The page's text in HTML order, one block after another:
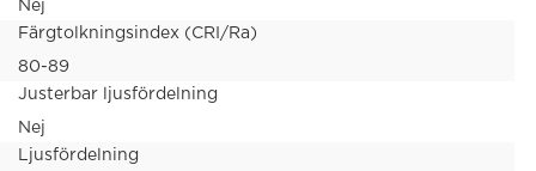
Nej
Färgtolkningsindex (CRI/Ra)
80-89
Justerbar ljusfördelning
Nej
Ljusfördelning